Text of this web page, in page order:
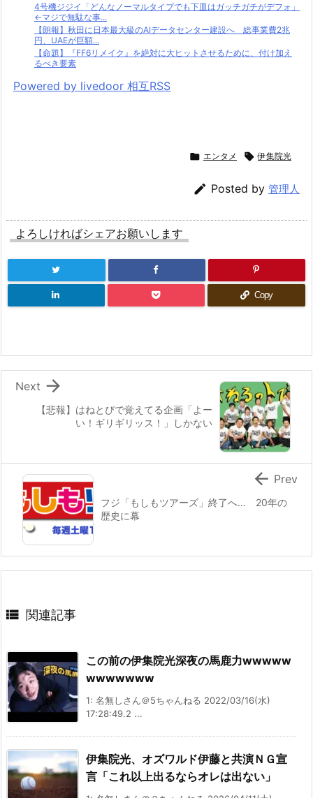
4号機ジジイ「どんなノーマルタイプでも下皿はガッチガチがデフォ」
←マジで無駄な事...
【朗報】秋田に日本最大級のAIデータセンター建設へ 総事業費2兆
円、UAEが巨額...
【命題】『FF6リメイク』を絶対に大ヒットさせるために、付け加え
るべき要素
Powered by livedoor 相互RSS
 エンタメ  伊集院光
 Posted by 管理人
よろしければシェアお願いします
Copy
【悲報】はねとびで覚えてる企画「よー
い！ギリギリッス！」しかない

Next
フジ「もしもツアーズ」終了へ… 20年の
歴史に幕
 Prev
 関連記事
この前の伊集院光深夜の馬鹿力wwwww
wwwwwww
1: 名無しさん＠5ちゃんねる 2022/03/16(水)
17:28:49.2 ...
伊集院光、オズワルド伊藤と共演ＮＧ宣
言「これ以上出るならオレは出ない」